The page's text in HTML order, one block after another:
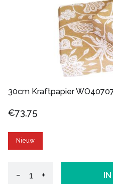
30cm Kraftpapier
€73,75
Nieuw
− +